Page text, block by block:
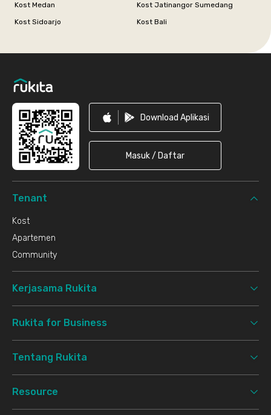
Kost Medan
Kost Jatinangor Sumedang
Kost Sidoarjo
Kost Bali
Download Aplikasi
Masuk / Daftar
Tenant
Kost
Apartemen
Community
Kerjasama Rukita
Rukita for Business
Tentang Rukita
Resource